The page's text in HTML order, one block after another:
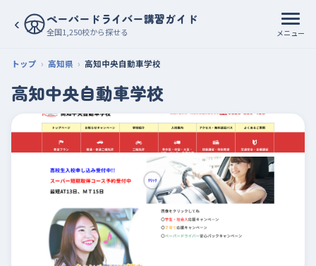
‹ ペーパードライバー講習ガイド
全国1,250校から探せる メニュー
トップ 高知県 高知中央自動車学校
高知中央自動車学校